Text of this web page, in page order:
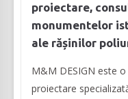
proiectare,
monumentelor
ale rășinilor
M&M DESIGN este
proiectare